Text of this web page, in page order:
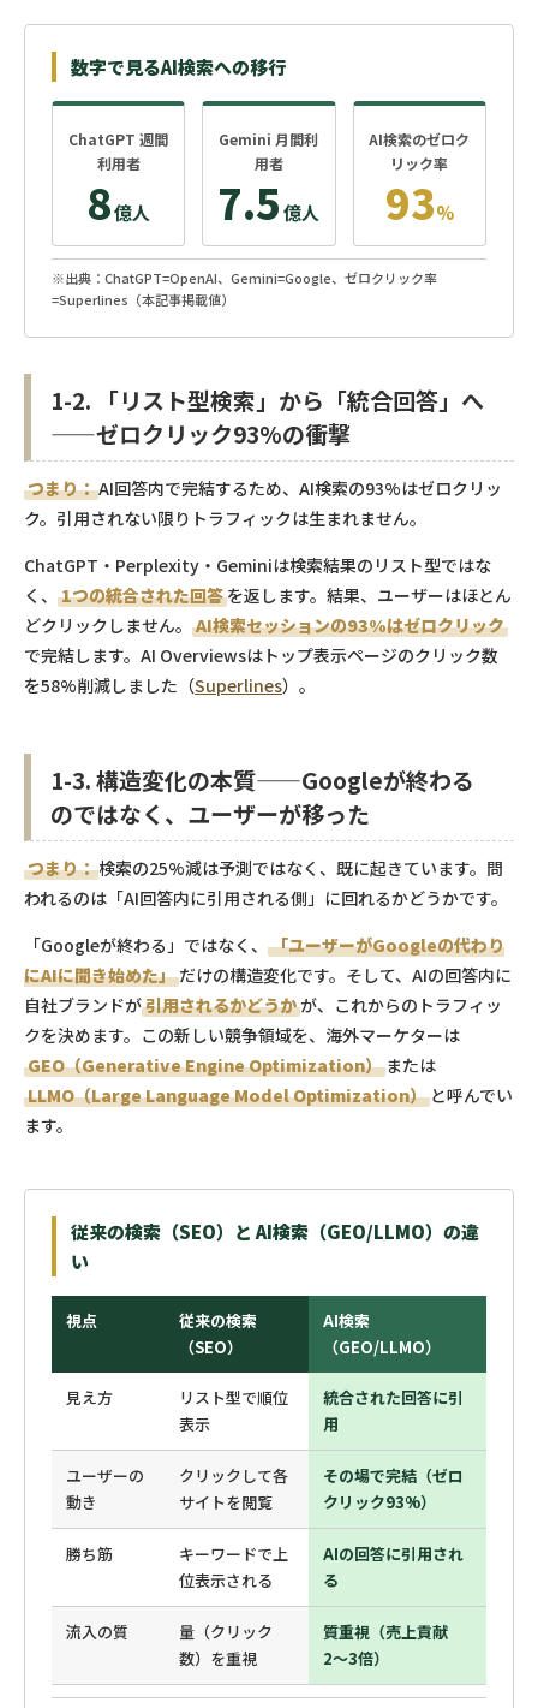
数字で見るAI検索への移行
ChatGPT 週間
利用者
8億人
Gemini 月間利
用者
7.5 億人
AI検索のゼロク
リック率
93%
※出典：ChatGPT=OpenAI、Gemini=Google、ゼロクリック率
=Superlines（本記事掲載値）
1-2. 「リスト型検索」から「統合回答」へ
——ゼロクリック93%の衝撃
つまり：AI回答内で完結するため、AI検索の93%はゼロクリッ
ク。引用されない限りトラフィックは生まれません。
ChatGPT・Perplexity・Geminiは検索結果のリスト型ではな
く、 1つの統合された回答 を返します。結果、ユーザーはほとん
どクリックしません。 AI検索セッションの93%はゼロクリック
で完結します。AI Overviewsはトップ表示ページのクリック数
を58%削減しました（Superlines）。
1-3. 構造変化の本質——Googleが終わる
のではなく、ユーザーが移った
つまり： 検索の25%減は予測ではなく、既に起きています。問
われるのは「AI回答内に引用される側」に回れるかどうかです。
「Googleが終わる」ではなく、 「ユーザーがGoogleの代わり
にAIに聞き始めた」 だけの構造変化です。そして、AIの回答内に
自社ブランドが引用されるかどうかが、これからのトラフィッ
クを決めます。この新しい競争領域を、海外マーケターは
GEO（Generative Engine Optimization） または
LLMO（Large Language Model Optimization） と呼んでい
ます。
従来の検索（SEO）と AI検索（GEO/LLMO）の違
い
視点
従来の検索
（SEO）
AI検索
（GEO/LLMO）
見え方
リスト型で順位
表示
統合された回答に引
用
ユーザーの
動き
クリックして各
サイトを閲覧
その場で完結（ゼロ
クリック93%）
勝ち筋
キーワードで上
位表示される
AIの回答に引用され
る
流入の質
量（クリック
数）を重視
質重視（売上貢献
2〜3倍）